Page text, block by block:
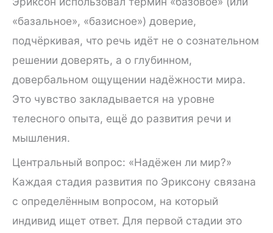
«базальное», «базисное») доверие,
подчёркивая, что речь идёт не о сознательном
решении доверять, а о глубинном,
довербальном ощущении надёжности мира.
Это чувство закладывается на уровне
телесного опыта, ещё до развития речи и
мышления.
Центральный вопрос: «Надёжен ли мир?»
Каждая стадия развития по Эриксону связана
с определённым вопросом, на который
индивид ищет ответ. Для первой стадии это